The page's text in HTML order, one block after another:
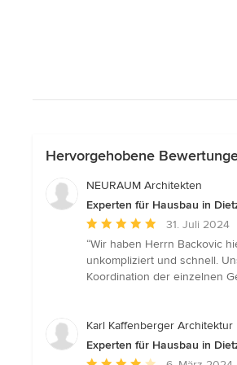
Hervorgehobene
NEURAUM Architekten
Experten für Hausbau in
Durchschnittliche
Bewertung:
5
von
31. Juli 2024
“Wir haben Herrn Backovic
unkompliziert und schnell.
Koordination der einzelnen
Karl Kaffenberger Architektur
Experten für Hausbau in